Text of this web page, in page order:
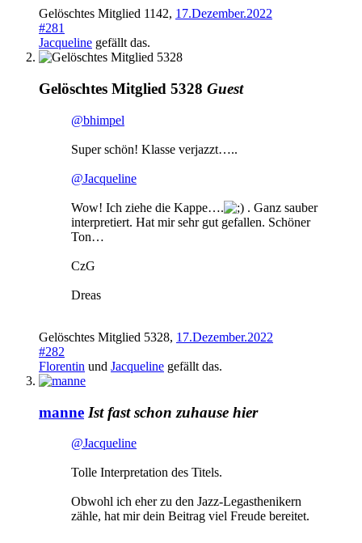
Gelöschtes Mitglied 1142, 17.Dezember.2022
#281
Jacqueline gefällt das.
Gelöschtes Mitglied 5328 Guest
@bhimpel
Super schön! Klasse verjazzt…..
@Jacqueline
Wow! Ich ziehe die Kappe….
. Ganz sauber
interpretiert. Hat mir sehr gut gefallen. Schöner
Ton…
CzG
Dreas
Gelöschtes Mitglied 5328, 17.Dezember.2022
#282
Florentin und Jacqueline gefällt das.
manne Ist fast schon zuhause hier
@Jacqueline
Tolle Interpretation des Titels.
Obwohl ich eher zu den Jazz-Legasthenikern
zähle, hat mir dein Beitrag viel Freude bereitet.